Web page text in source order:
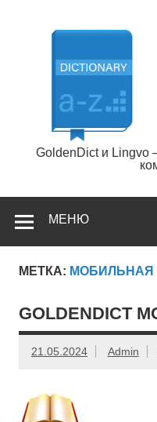
содержимому
GoldenDict и Lingvo
МЕНЮ
МЕТКА: МОБИЛЬНАЯ
GOLDENDICT
21.05.2024 Admin